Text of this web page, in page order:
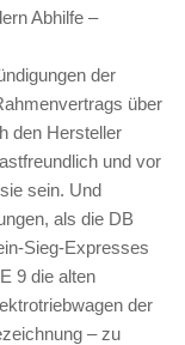
Abhilfe –
der
über
den Hersteller
und vor
sein. Und
als die DB
Sieg-Expresses
9 die alten
der
– zu